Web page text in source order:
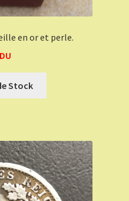
en or et perle.
Stock